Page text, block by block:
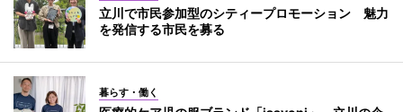
立川で市民参加型のシティープロモーション 魅力
を発信する市民を募る
暮らす・働く